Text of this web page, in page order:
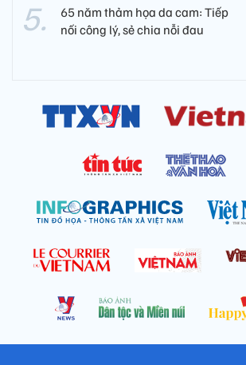
65 năm thảm họa da cam: Tiếp
nối công lý, sẻ chia nỗi đau